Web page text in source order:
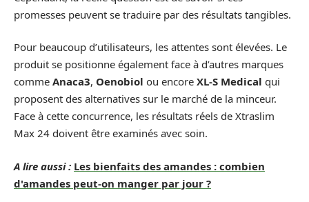
promesses peuvent se traduire par des résultats tangibles.
Pour beaucoup d’utilisateurs, les attentes sont élevées. Le
produit se positionne également face à d’autres marques
comme Anaca3, Oenobiol ou encore XL-S Medical qui
proposent des alternatives sur le marché de la minceur.
Face à cette concurrence, les résultats réels de Xtraslim
Max 24 doivent être examinés avec soin.
A lire aussi : Les bienfaits des amandes : combien
d'amandes peut-on manger par jour ?